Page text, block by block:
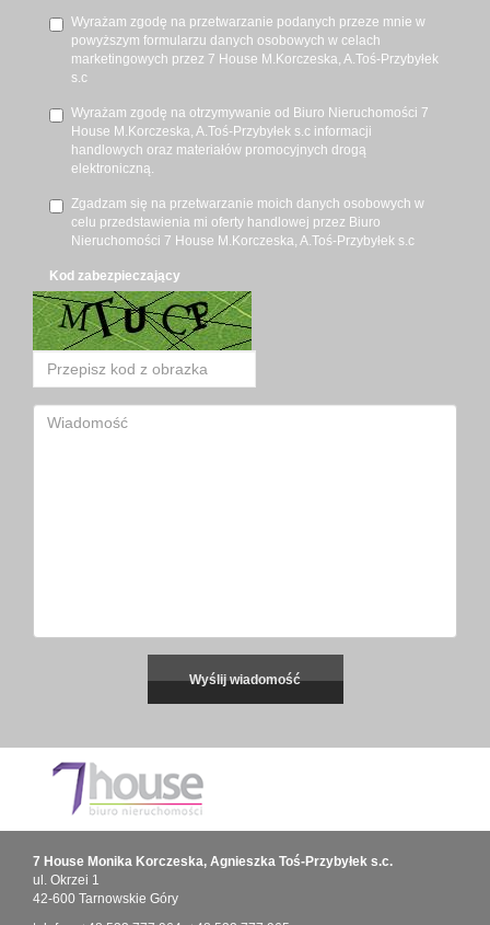
Wyrażam zgodę na przetwarzanie podanych przeze mnie w
powyższym formularzu danych osobowych w celach
marketingowych przez 7 House M.Korczeska, A.Toś-Przybyłek
s.c
Wyrażam zgodę na otrzymywanie od Biuro Nieruchomości 7
House M.Korczeska, A.Toś-Przybyłek s.c informacji
handlowych oraz materiałów promocyjnych drogą
elektroniczną.
Zgadzam się na przetwarzanie moich danych osobowych w
celu przedstawienia mi oferty handlowej przez Biuro
Nieruchomości 7 House M.Korczeska, A.Toś-Przybyłek s.c
Kod zabezpieczający
7 House Monika Korczeska, Agnieszka Toś-Przybyłek s.c.
ul. Okrzei 1
42-600 Tarnowskie Góry